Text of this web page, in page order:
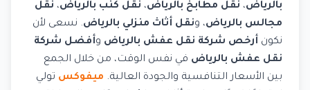
بالرياض، نقل مطابخ بالرياض، نقل كنب بالرياض، نقل
مجالس بالرياض، ونقل أثاث منزلي بالرياض. نسعى لأن
نكون أرخص شركة نقل عفش بالرياض وأفضل شركة
نقل عفش بالرياض في نفس الوقت، من خلال الجمع
بين الأسعار التنافسية والجودة العالية. ميفوكس تولي